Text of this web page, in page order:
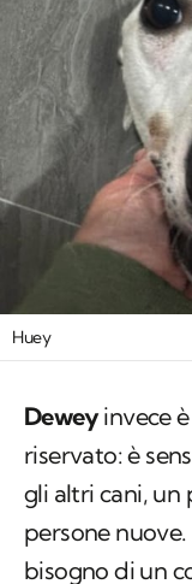
Huey
Deweyinvece
riservato: è
gli altri cani, un
persone
bisogno di un